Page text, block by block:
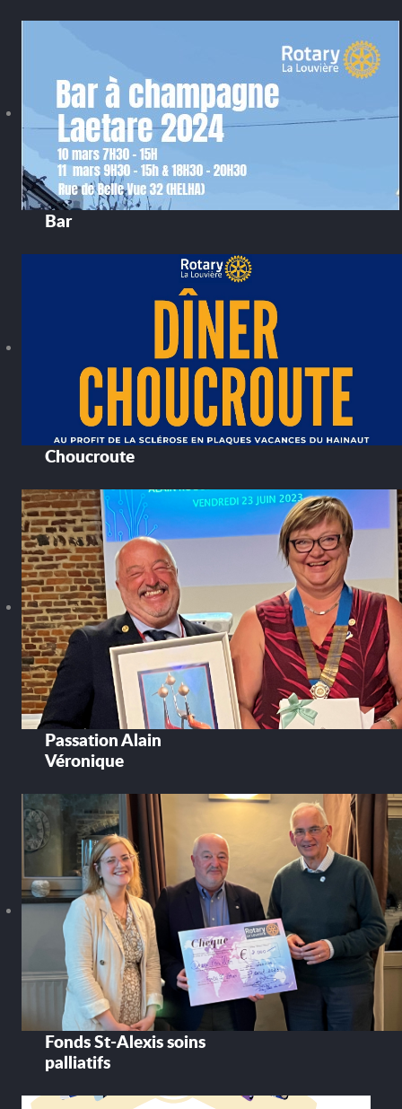
Bar
Choucroute
Passation Alain
Véronique
Fonds St-Alexis soins
palliatifs